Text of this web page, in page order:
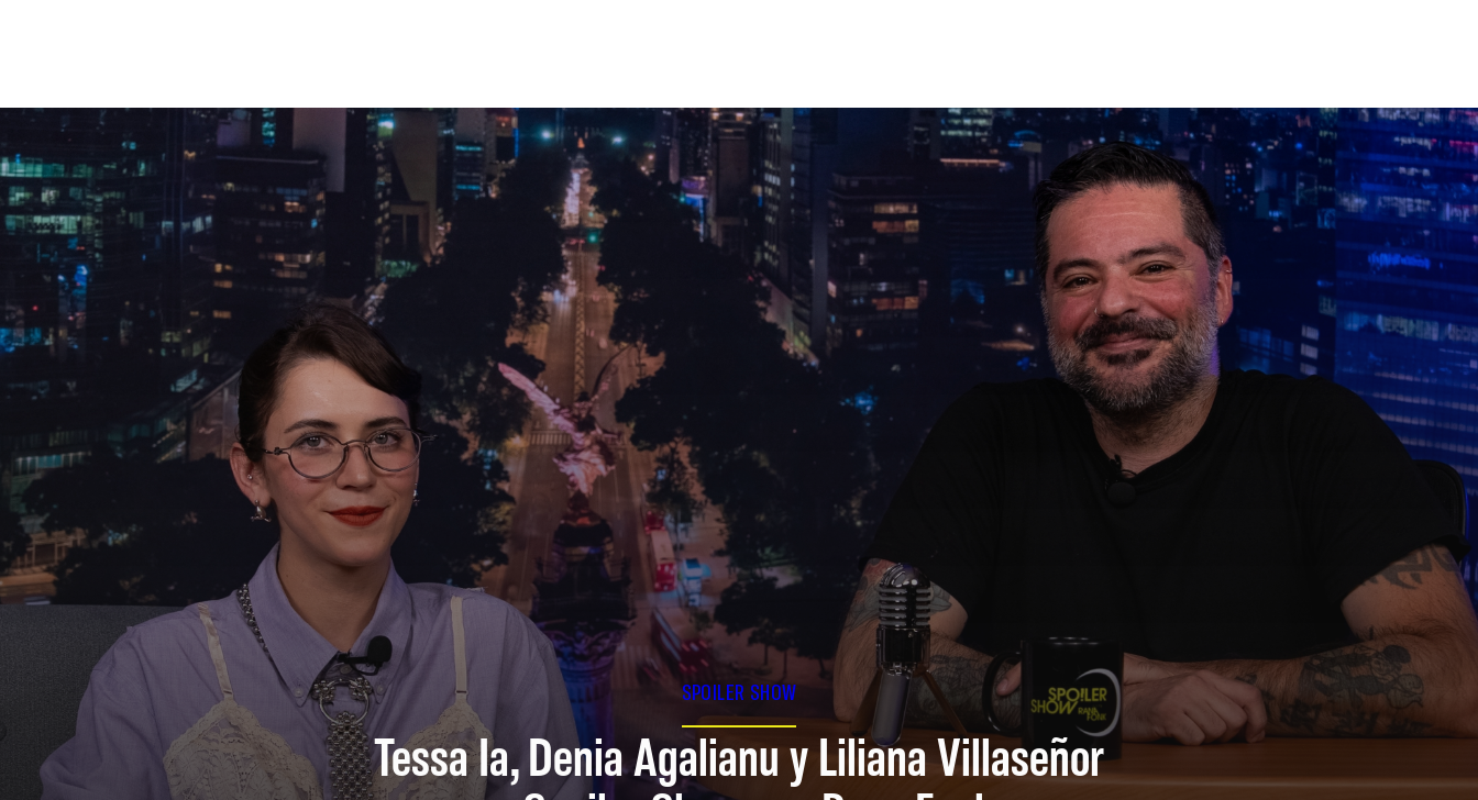
SPOILER SHOW
Tessa Ia, Denia Agalianu y Liliana Villaseñor